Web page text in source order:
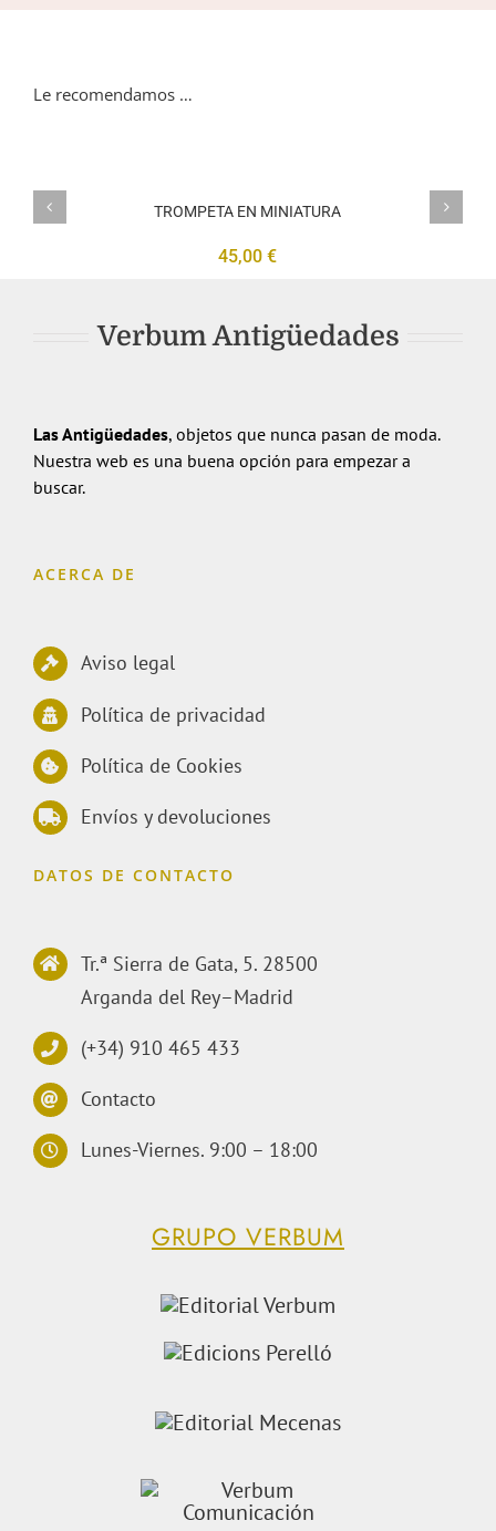
Le recomendamos …
MINIATURA
TROMPETA EN MINIATURA
45,00€
Verbum Antigüedades
Las Antigüedades, objetos que nunca pasan de moda.
Nuestra web es una buena opción para empezar a
buscar.
ACERCA DE
Aviso legal
Política de privacidad
Política de Cookies
Envíos y devoluciones
DATOS DE CONTACTO
Tr.ª Sierra de Gata, 5. 28500
Arganda del Rey–Madrid
(+34) 910 465 433
Contacto
Lunes-Viernes. 9:00 – 18:00
GRUPO VERBUM